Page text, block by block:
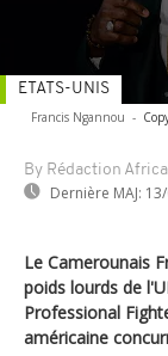
Francis Ngannou -
By Rédaction
Dernière MAJ:
ETATS-UNIS
Le Camerounais
poids lourds de
Professional
américaine